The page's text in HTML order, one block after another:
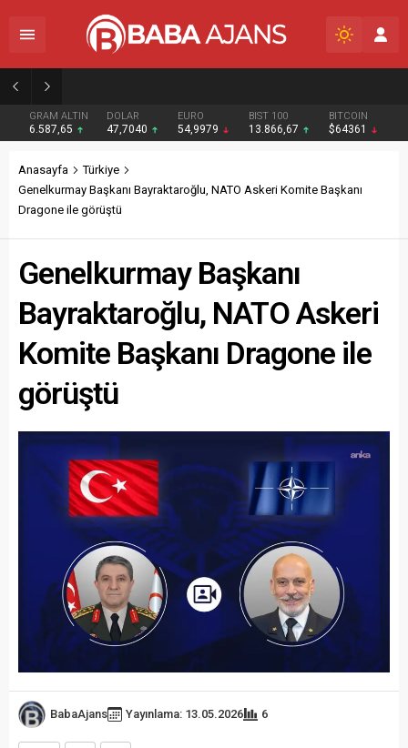
GRAM ALTIN
6.587,65
DOLAR
47,7040
EURO
54,9979
BIST 100
13.866,67
BITCOIN
$64361
Anasayfa
Türkiye
Genelkurmay Başkanı Bayraktaroğlu, NATO Askeri Komite Başkanı
Dragone ile görüştü
Genelkurmay Başkanı
Bayraktaroğlu, NATO Askeri
Komite Başkanı Dragone ile
görüştü
BabaAjans Yayınlama: 13.05.2026 6